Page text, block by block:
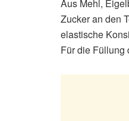
Aus Mehl,
Zucker an den
elastische
Für die Füllung